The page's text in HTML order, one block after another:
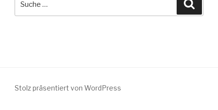
Stolz präsentiert von WordPress